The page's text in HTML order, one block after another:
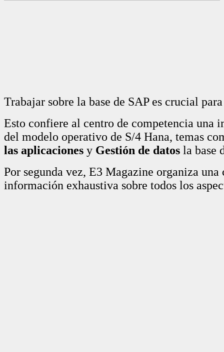
Trabajar sobre la base de SAP es crucial
Esto confiere al centro de competencia una
del modelo operativo de S/4 Hana, temas
las aplicaciones y Gestión de datos la base
Por segunda vez, E3 Magazine organiza
información exhaustiva sobre todos los